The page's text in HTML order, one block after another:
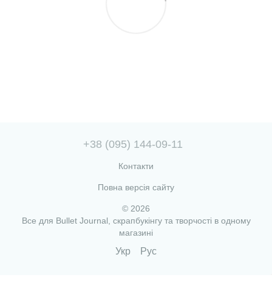
+38 (095) 144-09-11
Контакти
Повна версія сайту
© 2026
Все для Bullet Journal, скрапбукінгу та творчості в одному
магазині
Укр Рус